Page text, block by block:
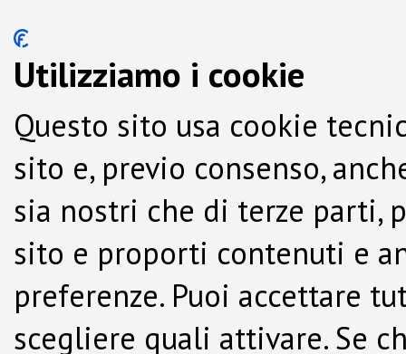
Utilizziamo i cookie
Questo sito usa cookie
sito e, previo consenso,
sia nostri che di terze parti,
sito e proporti contenuti e
preferenze. Puoi accettare
scegliere quali attivare. Se